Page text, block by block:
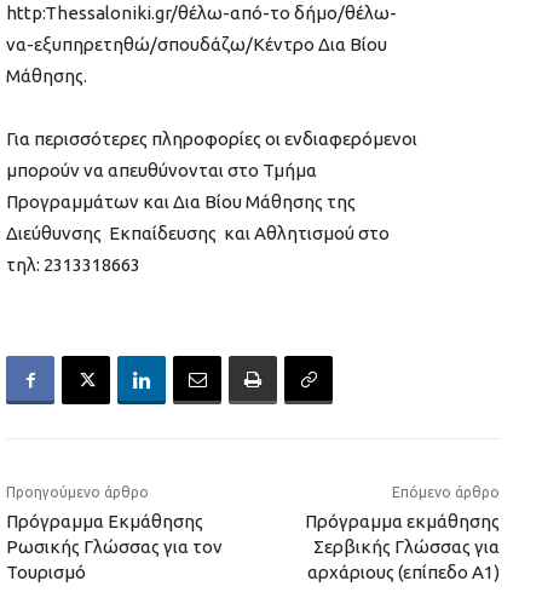
http:Thessaloniki.gr/θέλω-από-το δήμο/θέλω-
να-εξυπηρετηθώ/σπουδάζω/Κέντρο Δια Βίου
Μάθησης.
Για περισσότερες πληροφορίες οι ενδιαφερόμενοι
μπορούν να απευθύνονται στο Τμήμα
Προγραμμάτων και Δια Βίου Μάθησης της
Διεύθυνσης Εκπαίδευσης και Αθλητισμού στο
τηλ: 2313318663
Προηγούμενο άρθρο
Πρόγραμμα Εκμάθησης
Ρωσικής Γλώσσας για τον
Τουρισμό
Επόμενο άρθρο
Πρόγραμμα εκμάθησης
Σερβικής Γλώσσας για
αρχάριους (επίπεδο Α1)